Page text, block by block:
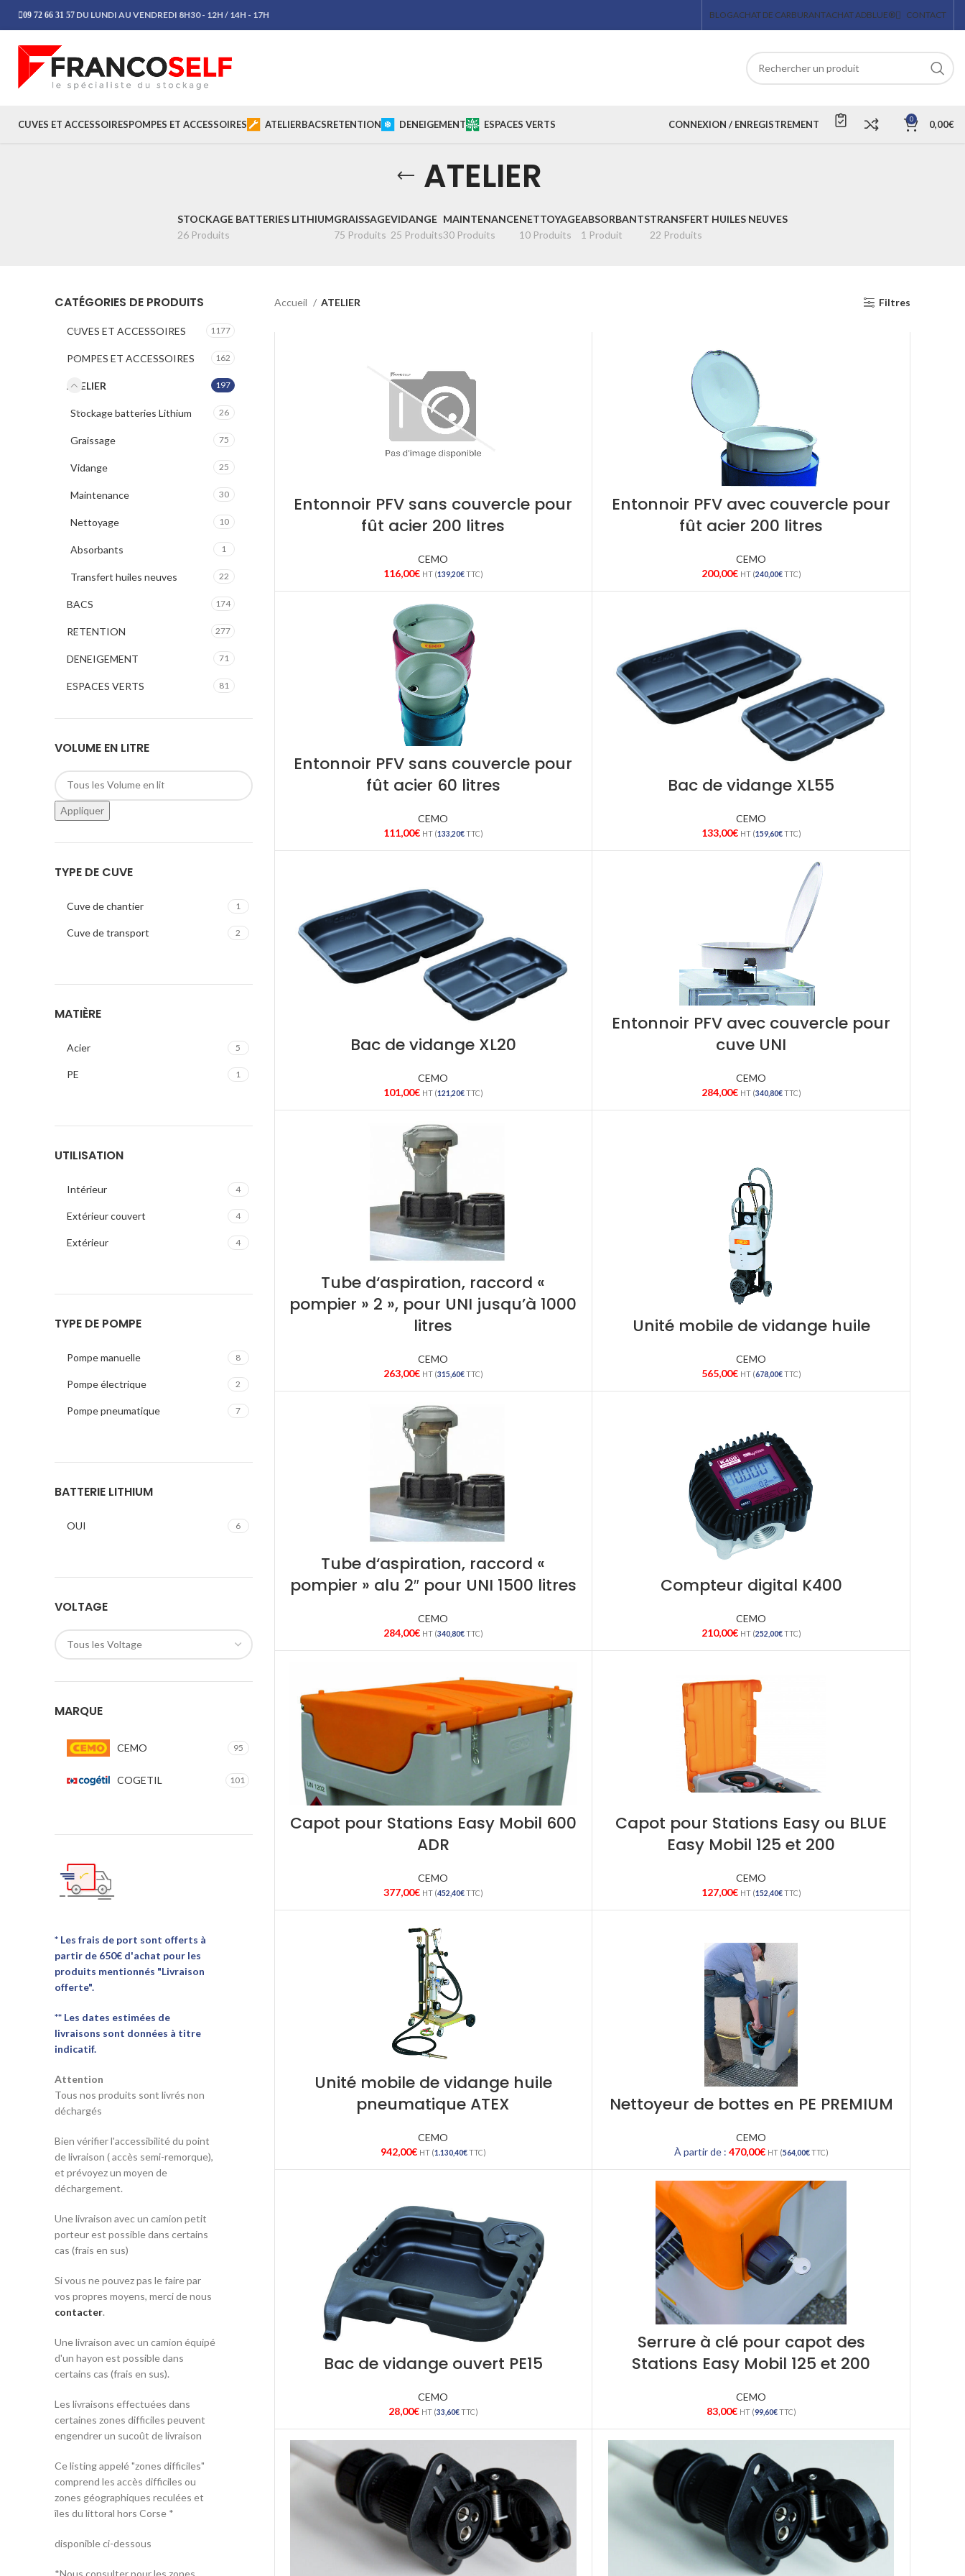
09 72 66 31 57 DU LUNDI AU VENDREDI 8H30 - 12H / 14H - 17H BLOGACHAT DE CARBURANTACHAT ADBLUE® CONTACT
CUVES ET ACCESSOIRESPOMPES ET ACCESSOIRES ATELIERBACSRETENTION DENEIGEMENT ESPACES VERTS CONNEXION / ENREGISTREMENT 0 0,00€
ATELIER
STOCKAGE BATTERIES LITHIUM
26 Produits
GRAISSAGE
75 Produits
VIDANGE
25 Produits
MAINTENANCE
30 Produits
NETTOYAGE
10 Produits
ABSORBANTS
1 Produit
TRANSFERT HUILES NEUVES
22 Produits
CATÉGORIES DE PRODUITS
CUVES ET ACCESSOIRES 1177
POMPES ET ACCESSOIRES 162
ATELIER 197
Stockage batteries Lithium 26
Graissage 75
Vidange 25
Maintenance 30
Nettoyage 10
Absorbants 1
Transfert huiles neuves 22
BACS 174
RETENTION 277
DENEIGEMENT 71
ESPACES VERTS 81
VOLUME EN LITRE
Appliquer
TYPE DE CUVE
Cuve de chantier 1
Cuve de transport 2
MATIÈRE
Acier 5
PE 1
UTILISATION
Intérieur 4
Extérieur couvert 4
Extérieur 4
TYPE DE POMPE
Pompe manuelle 8
Pompe électrique 2
Pompe pneumatique 7
BATTERIE LITHIUM
OUI 6
VOLTAGE
Tous les Voltage
MARQUE
CEMO 95
COGETIL 101
* Les frais de port sont offerts à
partir de 650€ d'achat pour les
produits mentionnés "Livraison
offerte".
** Les dates estimées de
livraisons sont données à titre
indicatif.
Attention
Tous nos produits sont livrés non
déchargés
Bien vérifier l'accessibilité du point
de livraison ( accès semi-remorque),
et prévoyez un moyen de
déchargement.
Une livraison avec un camion petit
porteur est possible dans certains
cas (frais en sus)
Si vous ne pouvez pas le faire par
vos propres moyens, merci de nous
contacter.
Une livraison avec un camion équipé
d'un hayon est possible dans
certains cas (frais en sus).
Les livraisons effectuées dans
certaines zones difficiles peuvent
engendrer un sucoût de livraison
Ce listing appelé "zones difficiles"
comprend les accès difficiles ou
zones géographiques reculées et
îles du littoral hors Corse *
disponible ci-dessous
*Nous consulter pour les zones
Accueil ATELIER Filtres
Entonnoir PFV sans couvercle pour
fût acier 200 litres
CEMO
116,00€ HT (139,20€TTC)
Entonnoir PFV avec couvercle pour
fût acier 200 litres
CEMO
200,00€ HT (240,00€TTC)
Entonnoir PFV sans couvercle pour
fût acier 60 litres
CEMO
111,00€ HT (133,20€TTC)
Bac de vidange XL55
CEMO
133,00€ HT (159,60€TTC)
Bac de vidange XL20
CEMO
101,00€ HT (121,20€TTC)
Entonnoir PFV avec couvercle pour
cuve UNI
CEMO
284,00€ HT (340,80€TTC)
Tube d‘aspiration, raccord «
pompier » 2 », pour UNI jusqu’à 1000
litres
CEMO
263,00€ HT (315,60€TTC)
Unité mobile de vidange huile
CEMO
565,00€ HT (678,00€TTC)
Tube d‘aspiration, raccord «
pompier » alu 2″ pour UNI 1500 litres
CEMO
284,00€ HT (340,80€TTC)
Compteur digital K400
CEMO
210,00€ HT (252,00€TTC)
Capot pour Stations Easy Mobil 600
ADR
CEMO
377,00€ HT (452,40€TTC)
Capot pour Stations Easy ou BLUE
Easy Mobil 125 et 200
CEMO
127,00€ HT (152,40€TTC)
Unité mobile de vidange huile
pneumatique ATEX
CEMO
942,00€ HT (1.130,40€TTC)
Nettoyeur de bottes en PE PREMIUM
CEMO
À partir de : 470,00€ HT (564,00€TTC)
Bac de vidange ouvert PE15
CEMO
28,00€ HT (33,60€TTC)
Serrure à clé pour capot des
Stations Easy Mobil 125 et 200
CEMO
83,00€ HT (99,60€TTC)